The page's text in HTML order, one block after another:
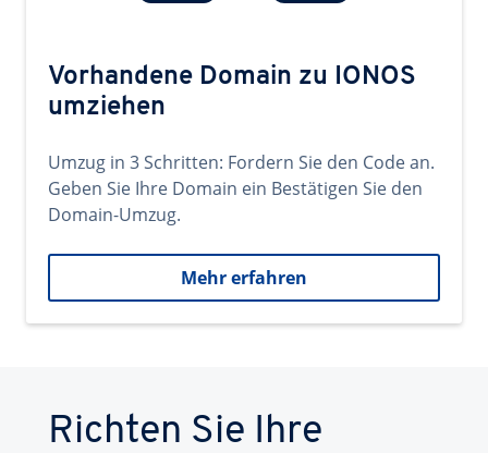
Vorhandene Domain zu IONOS
umziehen
Umzug in 3 Schritten: Fordern Sie den Code an.
Geben Sie Ihre Domain ein Bestätigen Sie den
Domain-Umzug.
Mehr erfahren
Richten Sie Ihre